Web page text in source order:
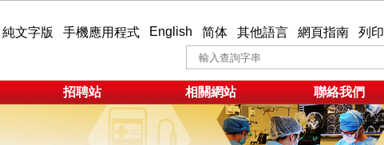
純文字版 手機應用程式 English 简体 其他語言 網頁指南 列印
招聘站 相關網站 聯絡我們